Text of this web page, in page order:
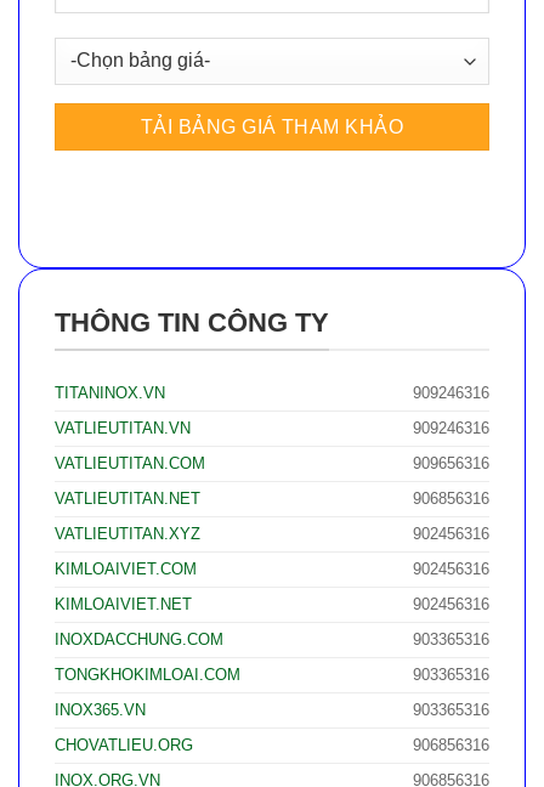
THÔNG TIN CÔNG TY
TITANINOX.VN
909246316
VATLIEUTITAN.VN
909246316
VATLIEUTITAN.COM
909656316
VATLIEUTITAN.NET
906856316
VATLIEUTITAN.XYZ
902456316
KIMLOAIVIET.COM
902456316
KIMLOAIVIET.NET
902456316
INOXDACCHUNG.COM
903365316
TONGKHOKIMLOAI.COM
903365316
INOX365.VN
903365316
CHOVATLIEU.ORG
906856316
INOX.ORG.VN
906856316